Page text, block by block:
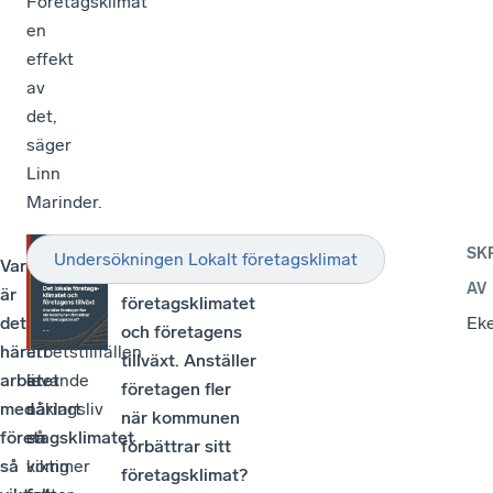
en
effekt
av
det,
säger
Linn
Marinder.
Varför
är
det
här
arbetet
med
företagsklimatet
så
–
Har
ett
levande
näringsliv
så
kommer
–
Att
skapa
arbetstillfällen
är
såklart
en
viktig
Det lokala
företagsklimatet
och företagens
tillväxt. Anställer
företagen fler
när kommunen
förbättrar sitt
företagsklimat?
Undersökningen Lokalt företagsklimat
AV